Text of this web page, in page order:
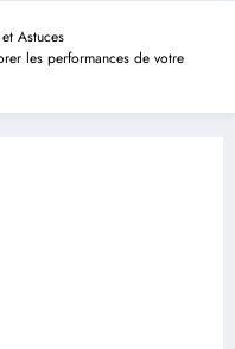
Astuces
les performances de votre